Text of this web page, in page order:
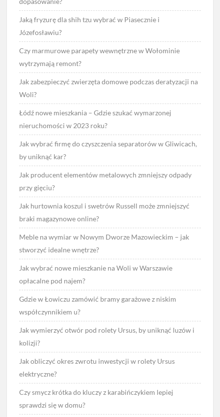
Jaką fryzurę dla shih tzu wybrać w Piasecznie i
Józefosławiu?
Czy marmurowe parapety wewnętrzne w Wołominie
wytrzymają remont?
Jak zabezpieczyć zwierzęta domowe podczas deratyzacji na
Woli?
Łódź nowe mieszkania – Gdzie szukać wymarzonej
nieruchomości w 2023 roku?
Jak wybrać firmę do czyszczenia separatorów w Gliwicach,
by uniknąć kar?
Jak producent elementów metalowych zmniejszy odpady
przy gięciu?
Jak hurtownia koszul i swetrów Russell może zmniejszyć
braki magazynowe online?
Meble na wymiar w Nowym Dworze Mazowieckim – jak
stworzyć idealne wnętrze?
Jak wybrać nowe mieszkanie na Woli w Warszawie
opłacalne pod najem?
Gdzie w Łowiczu zamówić bramy garażowe z niskim
współczynnikiem u?
Jak wymierzyć otwór pod rolety Ursus, by uniknąć luzów i
kolizji?
Jak obliczyć okres zwrotu inwestycji w rolety Ursus
elektryczne?
Czy smycz krótka do kluczy z karabińczykiem lepiej
sprawdzi się w domu?